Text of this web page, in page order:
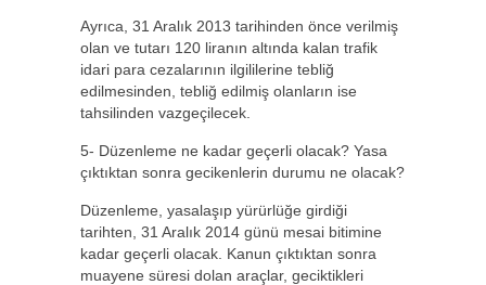
Ayrıca, 31 Aralık 2013 tarihinden önce verilmiş
olan ve tutarı 120 liranın altında kalan trafik
idari para cezalarının ilgililerine tebliğ
edilmesinden, tebliğ edilmiş olanların ise
tahsilinden vazgeçilecek.
5- Düzenleme ne kadar geçerli olacak? Yasa
çıktıktan sonra gecikenlerin durumu ne olacak?
Düzenleme, yasalaşıp yürürlüğe girdiği
tarihten, 31 Aralık 2014 günü mesai bitimine
kadar geçerli olacak. Kanun çıktıktan sonra
muayene süresi dolan araçlar, geciktikleri